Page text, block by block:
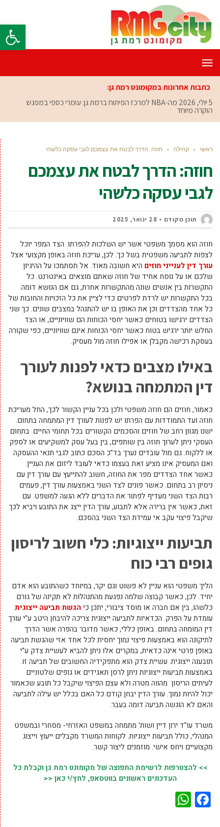
פתח
תפריט
כתבות אחרונות במקומונט רמת גן:
5 יולי, 2026
מה-NBA למרכז הפיתוח ברמת גן: עומרי כספי במפגש
הוקרה מיוחד
ראשי » קהילה » חוזה: הדרך לבטח את עצמכם לגבי עסקה כלשהי
חוזה: הדרך לבטח את עצמכם
לגבי עסקה כלשהי
תוכן מקודם 28 ינואר, 2025
חוזה הוא מסמך משפטי אשר יש השלכות להפרתו. הצד המפר יוכל
לצפות לתביעה משפטית בשל כך. לכן, עריכת חוזה באופן מקצועי אצל
עורך דין לענייני חוזים היא חשובה מאוד. אל תסתמכו על ההיגיון
שלכם או על נוסח אחיד של חוזה שאתם מוצאים באינטרנט. כל
התקשרות בין אנשים שונה מהתקשרות אחרת, גם אם הנושא דומה.
בכל התקשרות יש לרדת לפרטים כדי לציין את כל הזכויות והחובות של
כל אחד מהצדדים וכן את האופן בו יש להתנהל במצבים שונים. כך שני
הצדדים ירגישו בטוחים כאשר יחסי הכוחות הם שוויוניים, או הצד
החלש יותר ירגיש בטוח כאשר יחסי הכוחות אינם שוויוניים, כפי שקורה
בעסקת רכישה מקבלן או אפילו חוזה מול מעסיק.
באילו מצבים כדאי לפנות לעורך
דין המתמחה בנושא?
כאמור, חוזים הם חוזה משפטי ולכן בכל עניין הקשור לכך, החל מעריכת
חוזה ועד התמודדות עם הפרתו יש לפנות לעורך דין המתמחה בתחום.
ישנו מגוון רחב של חוזים והסכמים הקשורים בכל תחומי החיים. בתחום
העסקי ניתן לערוך חוזה בין שותפים, בין בעל עסק למשקיעים או לספק
או ללקוח. גם מול עובדים נערך בד"כ הסכם כתוב לגבי תנאי ההעסקה
ואם המעסיק אינו מציע זאת בעצמו כדאי לעובד ליזום את העניין.
כאשר אחד הצדדים מפר את החוזה, חשוב להתייעץ עם עורך דין עם
ניסיון רב בתחום. כאשר פונים לצד השני באמצעות עורך דין, פעמים
רבות הצד השני מעדיף לפתור את הדברים ללא הגעה למשפט. עם
זאת, כאשר אין ברירה אלא לתבוע, עורך הדין ייצג את התובע ויביא לכך
שיקבל פיצוי עקב אי עמידת הצד השני בהסכם.
תביעות ייצוגיות: כלי חשוב לריסון
גופים רבי כוח
הליך משפטי הוא עניין לא פשוט וגם יקר, במיוחד כשהתובע הוא אדם
יחיד. לכן, כאשר קבוצה שלמה נפגעת מהתנהלות לא תקינה של גורם
כלשהו, בין אם חברה או מוסד ציבורי, יתכן כיהגשת תביעה ייצוגית
עומדת על הפרק. הכדאיות לתביעה ייצוגית צריכה להיבחן היטב ע"י עורך
דין המומחה בתחום. באופן כללי, כאשר מדובר בהפרה אשר הדרך
לתיקונה הוא באמצעות פיצוי נמוך יחסית לכל אחד אזי שהגשת תביעה
באופן פרטי אינה כדאית, במקרים אלו ניתן להביא לעשיית צדק ע"י
תובענה ייצוגית. עשיית צדק הוא מתפקידיה החשובים של תביעה זו.
באמצעות תביעות ייצוגיות ניתן לרסן תאגידים או גופים שלטוניים
לעיתים הריסון מהווה מטרה ולא עצם הפיצוי שיקבל כל תובע שכאמור
יכול להיות נמוך. עורך הדין יבחן קודם כל האם בכלל יש עילה לתביעה
והאם לא הוגשה תביעה דומה בעבר.
משרד עו"ד ירון דיין ושות' מתמחה במשפט האזרחי- מסחרי ובמשפט
המנהלי, כולל תביעות ייצוגיות. לקוחות המשרד מקבלים ייעוץ וייצוג
מקצועיים ויחס אישי. מוזמנים ליצור קשר.
>> להצטרפות לרשימת התפוצה של מקומונט רמת גן וקבלת כל
העדכונים ראשונים בווטסאפ, לחץ/י כאן <<
Facebook